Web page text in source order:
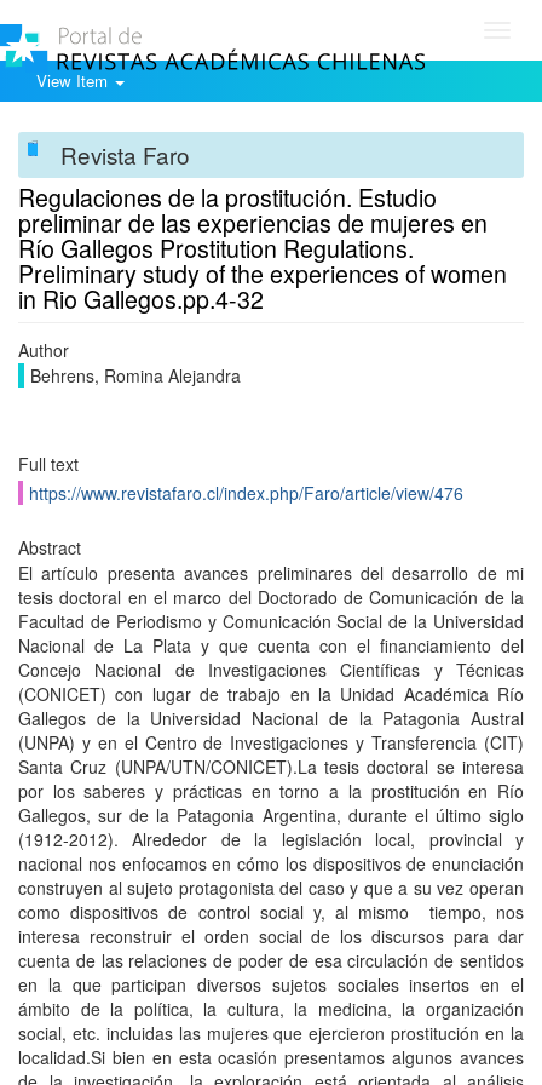
View Item
Revista Faro
Regulaciones de la prostitución. Estudio
preliminar de las experiencias de mujeres en
Río Gallegos Prostitution Regulations.
Preliminary study of the experiences of women
in Rio Gallegos.pp.4-32
Author
Behrens, Romina Alejandra
Full text
https://www.revistafaro.cl/index.php/Faro/article/view/476
Abstract
El artículo presenta avances preliminares del desarrollo de mi
tesis doctoral en el marco del Doctorado de Comunicación de la
Facultad de Periodismo y Comunicación Social de la Universidad
Nacional de La Plata y que cuenta con el financiamiento del
Concejo Nacional de Investigaciones Científicas y Técnicas
(CONICET) con lugar de trabajo en la Unidad Académica Río
Gallegos de la Universidad Nacional de la Patagonia Austral
(UNPA) y en el Centro de Investigaciones y Transferencia (CIT)
Santa Cruz (UNPA/UTN/CONICET).La tesis doctoral se interesa
por los saberes y prácticas en torno a la prostitución en Río
Gallegos, sur de la Patagonia Argentina, durante el último siglo
(1912-2012). Alrededor de la legislación local, provincial y
nacional nos enfocamos en cómo los dispositivos de enunciación
construyen al sujeto protagonista del caso y que a su vez operan
como dispositivos de control social y, al mismo tiempo, nos
interesa reconstruir el orden social de los discursos para dar
cuenta de las relaciones de poder de esa circulación de sentidos
en la que participan diversos sujetos sociales insertos en el
ámbito de la política, la cultura, la medicina, la organización
social, etc. incluidas las mujeres que ejercieron prostitución en la
localidad.Si bien en esta ocasión presentamos algunos avances